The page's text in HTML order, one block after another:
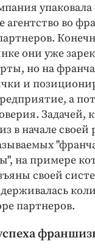
упаковала
агентство во
они уже
но на
и
а
Задачей,
в начале
на примере
своей
партнеров.